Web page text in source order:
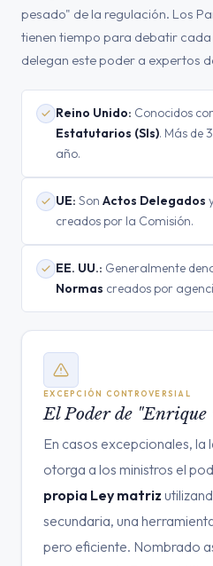
pesado" de la regulación. Los
tienen tiempo para debatir
delegan este poder a expertos
Reino Unido: Conocidos
Estatutarios (SIs). Más de
año.
UE: Son Actos Delegados
creados por la Comisión.
EE. UU.: Generalmente
Normas creados por
EXCEPCIÓN CONTROVERSIAL
El Poder de
En casos excepcionales, la
otorga a los ministros el
propia Ley matriz
secundaria, una
pero eficiente. Nombrado